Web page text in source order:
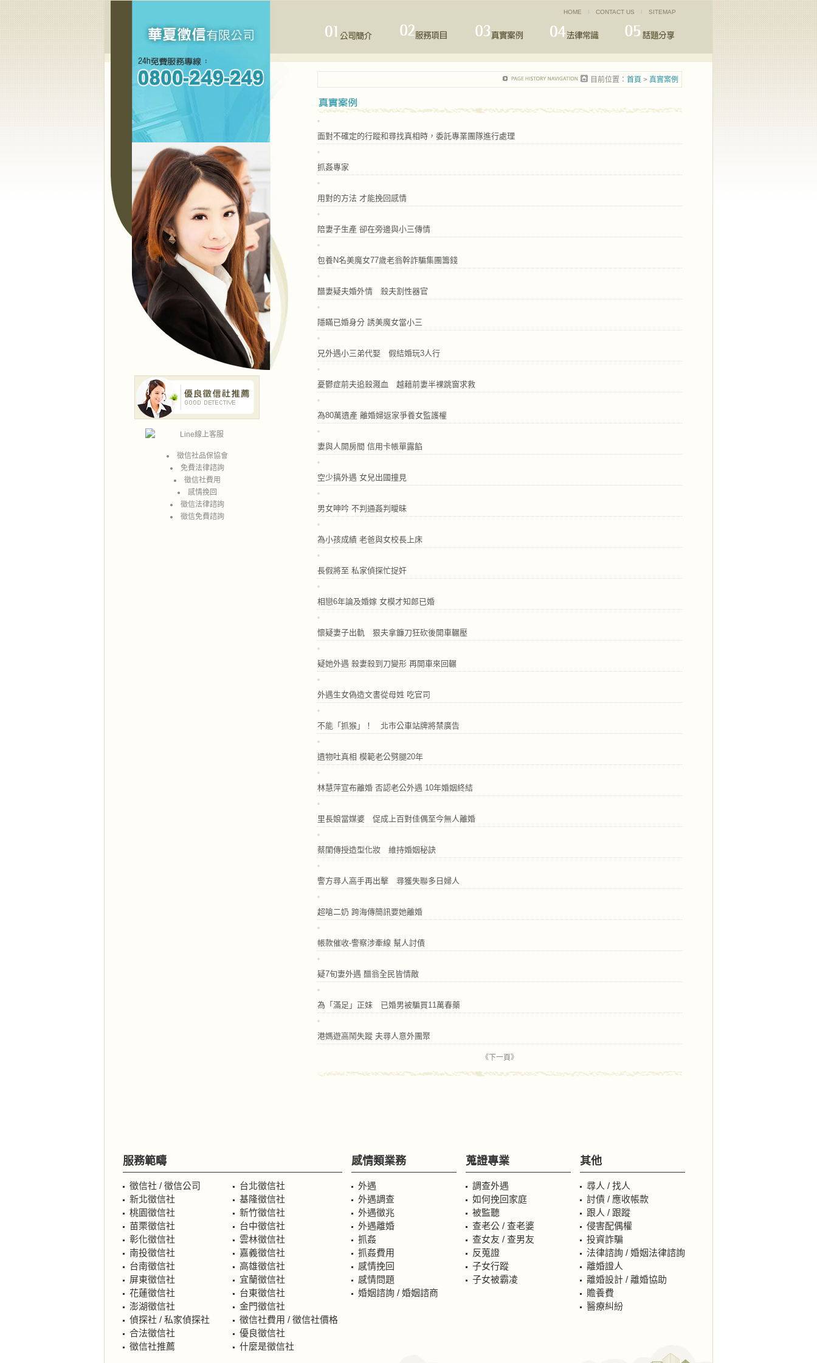
HOME CONTACT US SITEMAP
目前位置： 首頁 > 真實案例
面對不確定的行蹤和尋找真相時，委託專業團隊進行處理
抓姦專家
用對的方法 才能挽回感情
陪妻子生產 卻在旁邊與小三傳情
包養N名美魔女77歲老翁幹詐騙集團籌錢
醋妻疑夫婚外情 殺夫割性器官
隱瞞已婚身分 誘美魔女當小三
兄外遇小三弟代娶 假結婚玩3人行
憂鬱症前夫追殺濺血 越藉前妻半裸跳窗求救
為80萬遺產 離婚婦返家爭養女監護權
妻與人開房間 信用卡帳單露餡
空少搞外遇 女兒出國撞見
男女呻吟 不判通姦判曖昧
為小孩成績 老爸與女校長上床
長假將至 私家偵探忙捉奸
相戀6年論及婚嫁 女模才知郎已婚
懷疑妻子出軌 狠夫拿鐮刀狂砍後開車輾壓
疑她外遇 殺妻殺到刀變形 再開車來回輾
外遇生女偽造文書從母姓 吃官司
不能「抓猴」！ 北市公車站牌將禁廣告
遺物吐真相 模範老公劈腿20年
林慧萍宣布離婚 否認老公外遇 10年婚姻終結
里長娘當媒婆 促成上百對佳偶至今無人離婚
蔡閨傳授造型化妝 維持婚姻秘訣
警方尋人高手再出擊 尋獲失聯多日婦人
超嗆二奶 跨海傳簡訊要她離婚
帳款催收-警察涉牽線 幫人討債
疑7旬妻外遇 醋翁全民皆情敵
為「滿足」正妹 已婚男被騙買11萬春藥
港媽遊高鬧失蹤 夫尋人意外團聚
《下一頁》
徵信社品保協會
免費法律諮詢
徵信社費用
感情挽回
徵信法律諮詢
徵信免費諮詢
服務範疇
徵信社 / 徵信公司
台北徵信社
新北徵信社
基隆徵信社
桃園徵信社
新竹徵信社
苗栗徵信社
台中徵信社
彰化徵信社
雲林徵信社
南投徵信社
嘉義徵信社
台南徵信社
高雄徵信社
屏東徵信社
宜蘭徵信社
花蓮徵信社
台東徵信社
澎湖徵信社
金門徵信社
偵探社 / 私家偵探社
徵信社費用 / 徵信社價格
合法徵信社
優良徵信社
徵信社推薦
什麼是徵信社
感情類業務
外遇
外遇調查
外遇徵兆
外遇離婚
抓姦
抓姦費用
感情挽回
感情問題
婚姻諮詢 / 婚姻諮商
蒐證專業
調查外遇
如何挽回家庭
被監聽
查老公 / 查老婆
查女友 / 查男友
反蒐證
子女行蹤
子女被霸凌
其他
尋人 / 找人
討債 / 應收帳款
跟人 / 跟蹤
侵害配偶權
投資詐騙
法律諮詢 / 婚姻法律諮詢
離婚證人
離婚設計 / 離婚協助
贍養費
醫療糾紛